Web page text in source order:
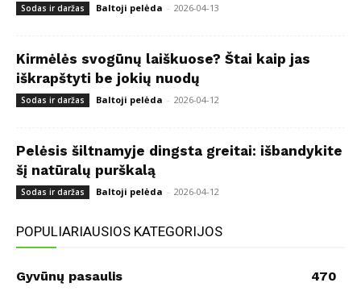
Sodas ir daržas Baltoji pelėda - 2026-04-13
Kirmėlės svogūnų laiškuose? Štai kaip jas
iškrapštyti be jokių nuodų
Sodas ir daržas Baltoji pelėda - 2026-04-12
Pelėsis šiltnamyje dingsta greitai: išbandykite
šį natūralų purškalą
Sodas ir daržas Baltoji pelėda - 2026-04-12
POPULIARIAUSIOS KATEGORIJOS
Gyvūnų pasaulis
470